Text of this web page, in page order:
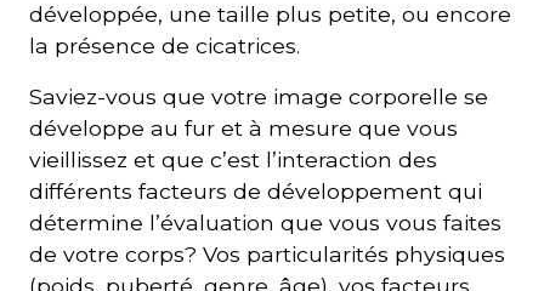
développée, une taille plus petite, ou encore
la présence de cicatrices.
Saviez-vous que votre image corporelle se
développe au fur et à mesure que vous
vieillissez et que c’est l’interaction des
différents facteurs de développement qui
détermine l’évaluation que vous vous faites
de votre corps? Vos particularités physiques
(poids, puberté, genre, âge), vos facteurs